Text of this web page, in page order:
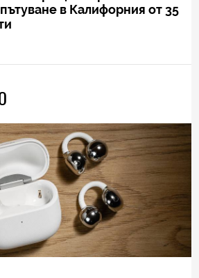
в Калифорния от 35